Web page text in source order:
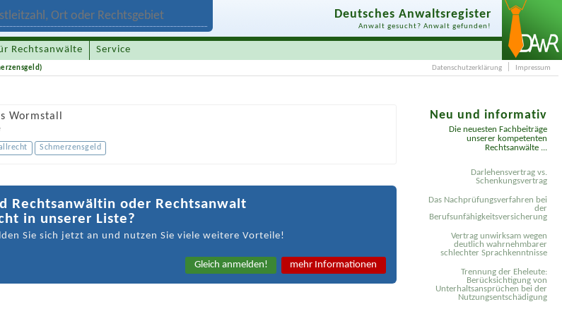
Deutsches Anwaltsregister
Anwalt gesucht? Anwalt gefunden!
Rechtsanwälte Service
Datenschutzerklärung Impressum
Wormstall
Schmerzensgeld
Rechtsanwältin oder Rechtsanwalt
in unserer Liste?
Sie sich jetzt an und nutzen Sie viele weitere Vorteile!
Gleich anmelden! mehr Informationen
Neu und informativ
Die neuesten Fachbeiträge
unserer kompetenten
Rechtsanwälte ...
Darlehensvertrag vs.
Schenkungsvertrag
Das Nachprüfungsverfahren bei
der
Berufsunfähigkeitsversicherung
Vertrag unwirksam wegen
deutlich wahrnehmbarer
schlechter Sprachkenntnisse
Trennung der Eheleute:
Berücksichtigung von
Unterhaltsansprüchen bei der
Nutzungsentschädigung